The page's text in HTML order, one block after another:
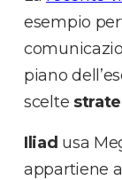
esempio
piano
scelte
Iliad usa
appartiene